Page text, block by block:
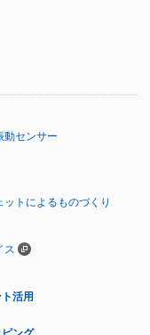
動センサー
ットによるものづくり
ス
活用